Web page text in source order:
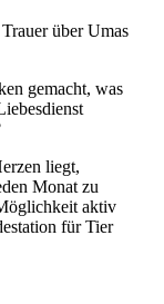
über Umas
gemacht, was
liegt,
Monat zu
aktiv
für Tier